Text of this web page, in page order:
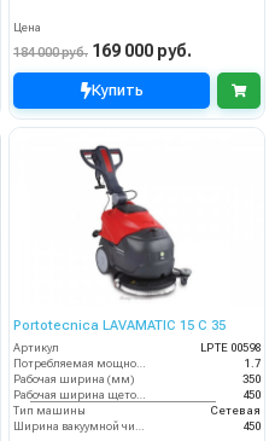
Цена
184 000 руб. 169 000 руб.
Купить
Portotecnica LAVAMATIC 15 C 35
Артикул
LPTE 00598
Потребляемая мощность (кВт)
1.7
Рабочая ширина (мм)
350
Рабочая ширина щеток (мм)
450
Тип машины
Сетевая
Ширина вакуумной чистки (мм)
450